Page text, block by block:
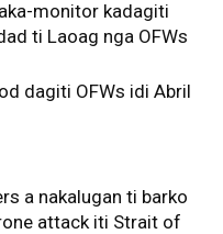
monitor kadagiti
ti Laoag nga OFWs
dagiti OFWs idi Abril
a nakalugan ti barko
attack iti Strait of